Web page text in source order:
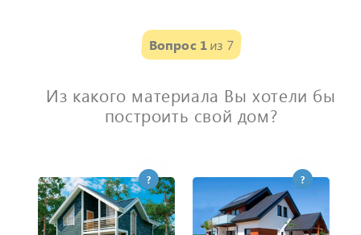
Вопрос 1из 7
Из какого материала Вы хотели бы
построить свой дом?
? ?